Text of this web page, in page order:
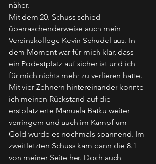
näher.
Mit dem 20. Schuss schied
überraschenderweise auch mein
Vereinskollege Kevin Schudel aus. In
dem Moment war für mich klar, dass
ein Podestplatz auf sicher ist und ich
für mich nichts mehr zu verlieren hatte.
Mit vier Zehnern hintereinander konnte
ich meinen Rückstand auf die
erstplatzierte Manuela Batku weiter
verringern und auch im Kampf um
Gold wurde es nochmals spannend. Im
zweitletzten Schuss kam dann die 8.1
von meiner Seite her. Doch auch